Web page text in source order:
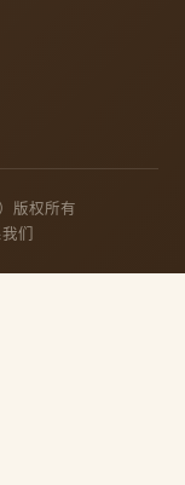
版权所有
们